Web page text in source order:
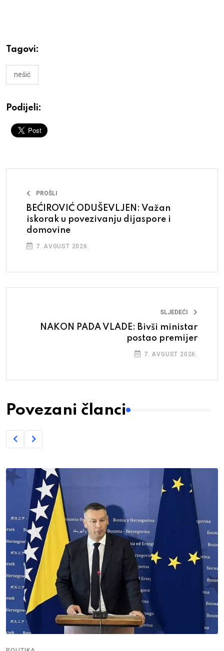
Tagovi:
nešić
Podijeli:
PROŠLI
BEĆIROVIĆ ODUŠEVLJEN: Važan
iskorak u povezivanju dijaspore i
domovine
7. AVGUST 2026.
SLJEDEĆI
NAKON PADA VLADE: Bivši ministar
postao premijer
7. AVGUST 2026.
Povezani članci